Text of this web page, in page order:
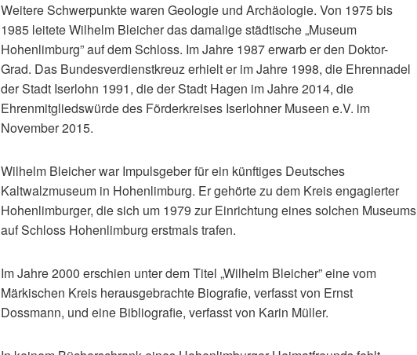
Weitere Schwerpunkte waren Geologie und Archäologie. Von 1975 bis
1985 leitete Wilhelm Bleicher das damalige städtische „Museum
Hohenlimburg” auf dem Schloss. Im Jahre 1987 erwarb er den Doktor-
Grad. Das Bundesverdienstkreuz erhielt er im Jahre 1998, die Ehrennadel
der Stadt Iserlohn 1991, die der Stadt Hagen im Jahre 2014, die
Ehrenmitgliedswürde des Förderkreises Iserlohner Museen e.V. im
November 2015.
Wilhelm Bleicher war Impulsgeber für ein künftiges Deutsches
Kaltwalzmuseum in Hohenlimburg. Er gehörte zu dem Kreis engagierter
Hohenlimburger, die sich um 1979 zur Einrichtung eines solchen Museums
auf Schloss Hohenlimburg erstmals trafen.
Im Jahre 2000 erschien unter dem Titel „Wilhelm Bleicher” eine vom
Märkischen Kreis herausgebrachte Biografie, verfasst von Ernst
Dossmann, und eine Bibliografie, verfasst von Karin Müller.